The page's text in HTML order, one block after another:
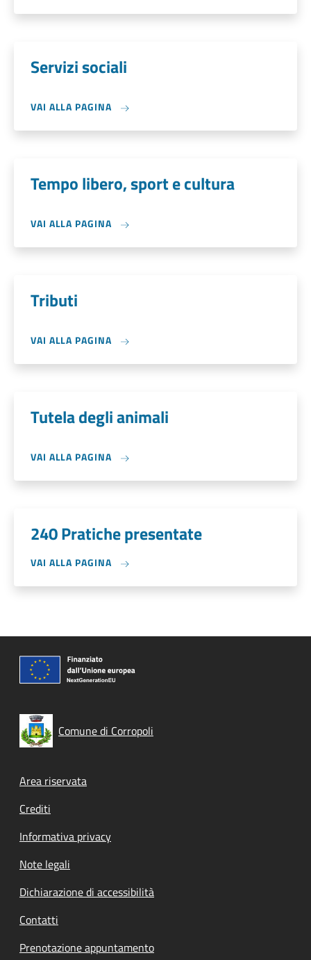
Servizi sociali
VAI ALLA PAGINA
Tempo libero, sport e cultura
VAI ALLA PAGINA
Tributi
VAI ALLA PAGINA
Tutela degli animali
VAI ALLA PAGINA
240 Pratiche presentate
VAI ALLA PAGINA
Comune di Corropoli
Footer menu
Area riservata
Crediti
Informativa privacy
Note legali
Dichiarazione di accessibilità
Contatti
Prenotazione appuntamento